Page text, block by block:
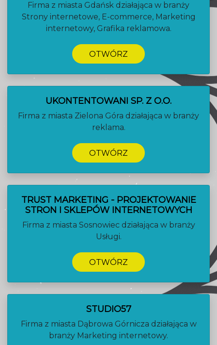
Firma z miasta Gdańsk działająca w branży
Strony internetowe, E-commerce, Marketing
internetowy, Grafika reklamowa.
OTWÓRZ
UKONTENTOWANI SP. Z O.O.
Firma z miasta Zielona Góra działająca w branży
reklama.
OTWÓRZ
TRUST MARKETING - PROJEKTOWANIE
STRON I SKLEPÓW INTERNETOWYCH
Firma z miasta Sosnowiec działająca w branży
Usługi.
OTWÓRZ
STUDIO57
Firma z miasta Dąbrowa Górnicza działająca w
branży Marketing internetowy.